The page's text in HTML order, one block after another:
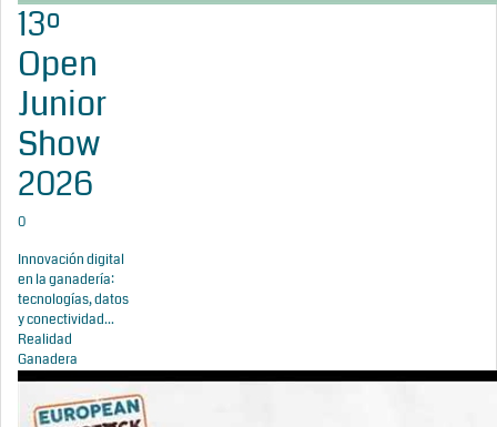
13º
Open
Junior
Show
2026
0
Innovación digital
en la ganadería:
tecnologías, datos
y conectividad...
Realidad
Ganadera